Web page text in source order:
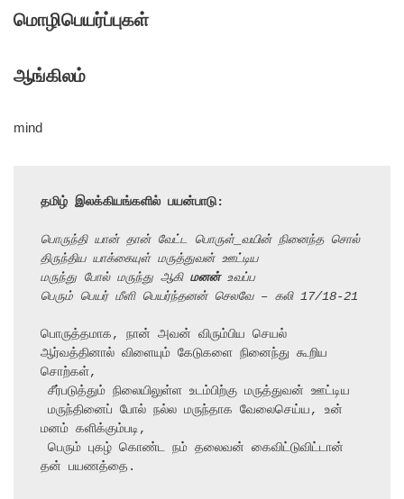
மொழிபெயர்ப்புகள்
ஆங்கிலம்
mind
தமிழ் இலக்கியங்களில் பயன்பாடு:
பொருந்தி யான் தான் வேட்ட பொருள்_வயின் நினைந்த சொல்
திருந்திய யாக்கையுள் மருத்துவன் ஊட்டிய
மருந்து போல் மருந்து ஆகி மனன் உவப்ப
பெரும் பெயர் மீளி பெயர்ந்தனன் செலவே – கலி 17/18-21
பொருத்தமாக, நான் அவன் விரும்பிய செயல்
ஆர்வத்தினால் விளையும் கேடுகளை நினைந்து கூறிய
சொற்கள்,
மனம் களிக்கும்படி,
தன் பயணத்தை.